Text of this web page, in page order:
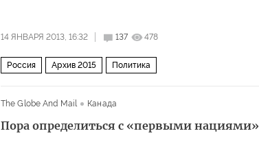
14 ЯНВАРЯ 2013, 16:32 137 478
Россия Архив 2015 Политика
The Globe And Mail Канада
Пора определиться с «первыми нациями»